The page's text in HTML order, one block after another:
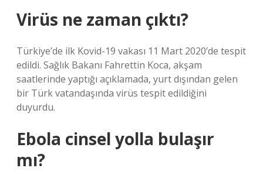
Virüs ne zaman çıktı?
Türkiye’de ilk Kovid-19 vakası 11 Mart 2020’de tespit
edildi. Sağlık Bakanı Fahrettin Koca, akşam
saatlerinde yaptığı açıklamada, yurt dışından gelen
bir Türk vatandaşında virüs tespit edildiğini
duyurdu.
Ebola cinsel yolla bulaşır
mı?